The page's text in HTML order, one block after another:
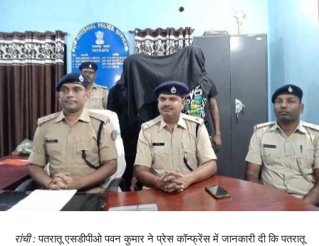
रांची :पतरातू एसडीपीओ पवन कुमार ने प्रेस कॉन्फ्रेंस में जानकारी दी कि पतरातू